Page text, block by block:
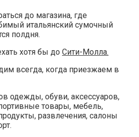
до магазина, где
итальянский сумочный
полдня.
хотя бы до Сити-Молла.
всегда, когда приезжаем в
одежды, обуви, аксессуаров,
товары, мебель,
развлечения, салоны